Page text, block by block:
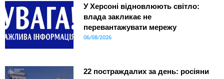
У Херсоні відновлюють світло:
влада закликає не
перевантажувати мережу
06/08/2026
22 постраждалих за день: росіяни